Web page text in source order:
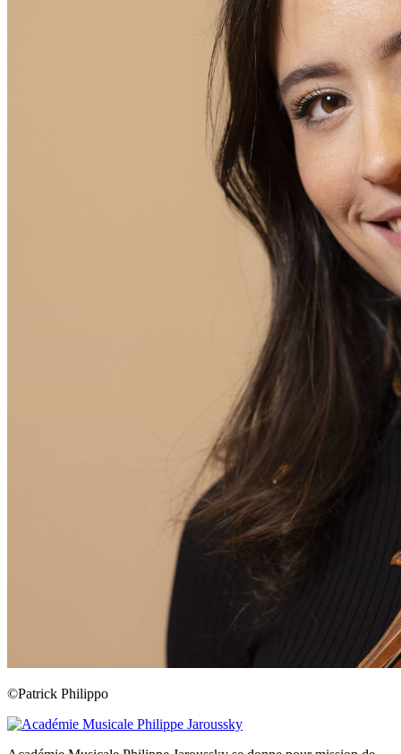
©Patrick Philippo